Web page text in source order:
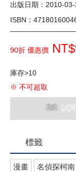
出版日期：2010-
ISBN：
90折 優惠價
庫存>10
※ 不可超取
試閱
標籤
漫畫 名偵探柯南